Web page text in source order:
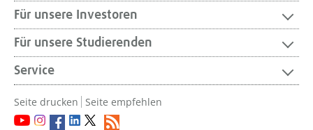
Für unsere Investoren
Für unsere Studierenden
Service
Seite drucken Seite empfehlen